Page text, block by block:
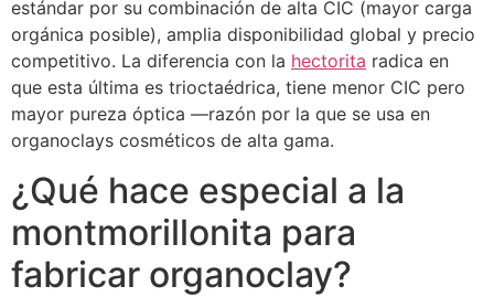
estándar por su combinación de alta CIC (mayor carga
orgánica posible), amplia disponibilidad global y precio
competitivo. La diferencia con la hectorita radica en
que esta última es trioctaédrica, tiene menor CIC pero
mayor pureza óptica —razón por la que se usa en
organoclays cosméticos de alta gama.
¿Qué hace especial a la
montmorillonita para
fabricar organoclay?